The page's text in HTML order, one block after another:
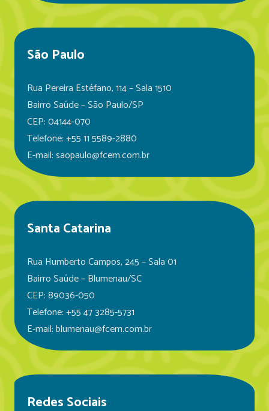
São Paulo
Rua Pereira Estéfano, 114 – Sala 1510
Bairro Saúde – São Paulo/SP
CEP: 04144-070
Telefone: +55 11 5589-2880
E-mail: saopaulo@fcem.com.br
Santa Catarina
Rua Humberto Campos, 245 – Sala 01
Bairro Saúde – Blumenau/SC
CEP: 89036-050
Telefone: +55 47 3285-5731
E-mail: blumenau@fcem.com.br
Redes Sociais